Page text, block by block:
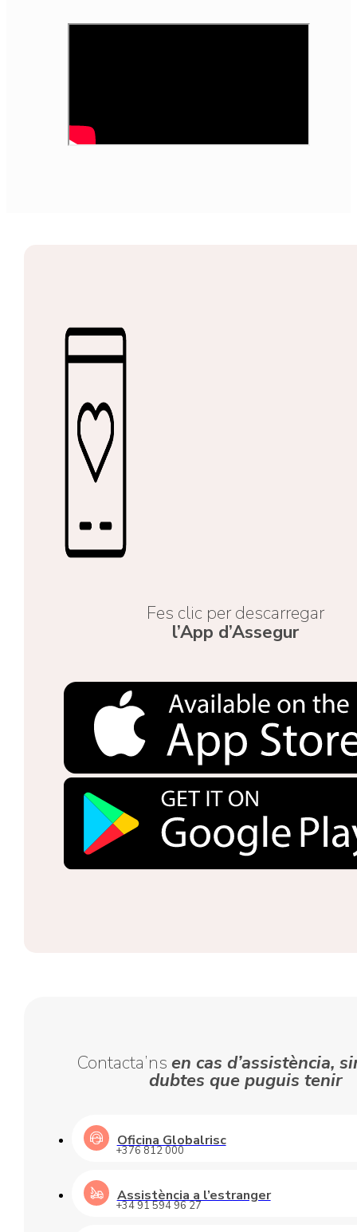
Fes clic per descarregar
l’App d’Assegur
Contacta’ns en cas d’assistència,
dubtes que puguis tenir
Oficina Globalrisc
+376 812 000
Assistència a l’estranger
+34 91 594 96 27